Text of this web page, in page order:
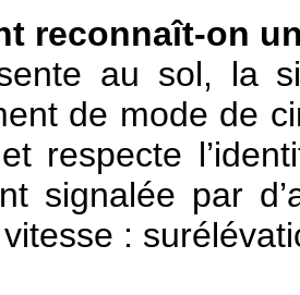
reconnaît-on
au sol, la
de mode de
respecte
signalée par
: